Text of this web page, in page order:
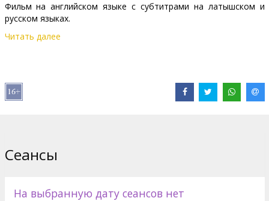
Фильм на английском языке с субтитрами на латышском и
русском языках.
В ролях:
Сайты:
Читать далее
Сеансы
На выбранную дату сеансов нет